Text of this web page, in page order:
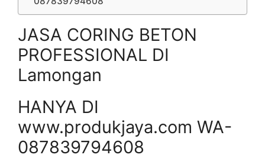
JASA CORING BETON
PROFESSIONAL DI
Lamongan
HANYA DI
www.produkjaya.com WA-
087839794608